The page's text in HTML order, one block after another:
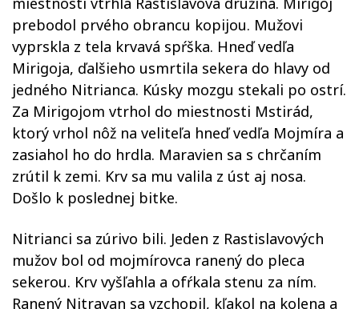
prebodol prvého obrancu kopijou. Mužovi
vyprskla z tela krvavá spŕška. Hneď vedľa
Mirigoja, ďalšieho usmrtila sekera do hlavy od
jedného Nitrianca. Kúsky mozgu stekali po ostrí.
Za Mirigojom vtrhol do miestnosti Mstirád,
ktorý vrhol nôž na veliteľa hneď vedľa Mojmíra a
zasiahol ho do hrdla. Maravien sa s chrčaním
zrútil k zemi. Krv sa mu valila z úst aj nosa.
Došlo k poslednej bitke.
Nitrianci sa zúrivo bili. Jeden z Rastislavových
mužov bol od mojmírovca ranený do pleca
sekerou. Krv vyšľahla a ofŕkala stenu za ním.
Ranený Nitravan sa vzchopil, kľakol na kolena a